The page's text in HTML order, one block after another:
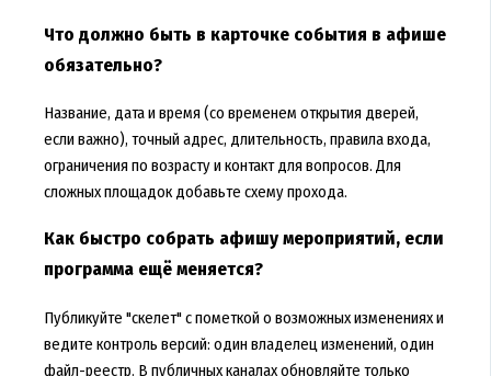
Что должно быть в карточке события в афише
обязательно?
Название, дата и время (со временем открытия дверей,
если важно), точный адрес, длительность, правила входа,
ограничения по возрасту и контакт для вопросов. Для
сложных площадок добавьте схему прохода.
Как быстро собрать афишу мероприятий, если
программа ещё меняется?
Публикуйте "скелет" с пометкой о возможных изменениях и
ведите контроль версий: один владелец изменений, один
файл-реестр. В публичных каналах обновляйте только